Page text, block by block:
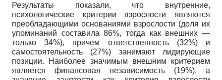
Результаты показали, что внутренние,
психологические критерии взрослости являются
преобладающими основаниями взрослости (доля их
упоминаний составила 86%, тогда как внешних —
только 34%), причем ответственность (32%) и
самостоятельность (27%) занимают лидирующие
позиции. Наиболее значимым внешним критерием
является финансовая независимость (19%), а